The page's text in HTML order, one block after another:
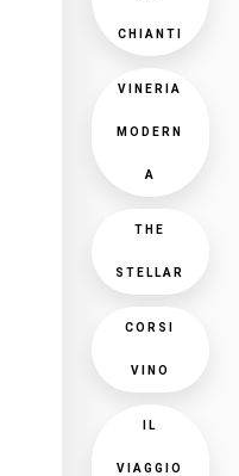
CHIANTI
VINERIA
MODERN
A
THE
STELLAR
CORSI
VINO
IL
VIAGGIO